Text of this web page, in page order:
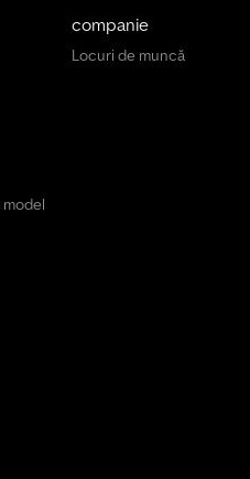
companie
Locuri de muncă